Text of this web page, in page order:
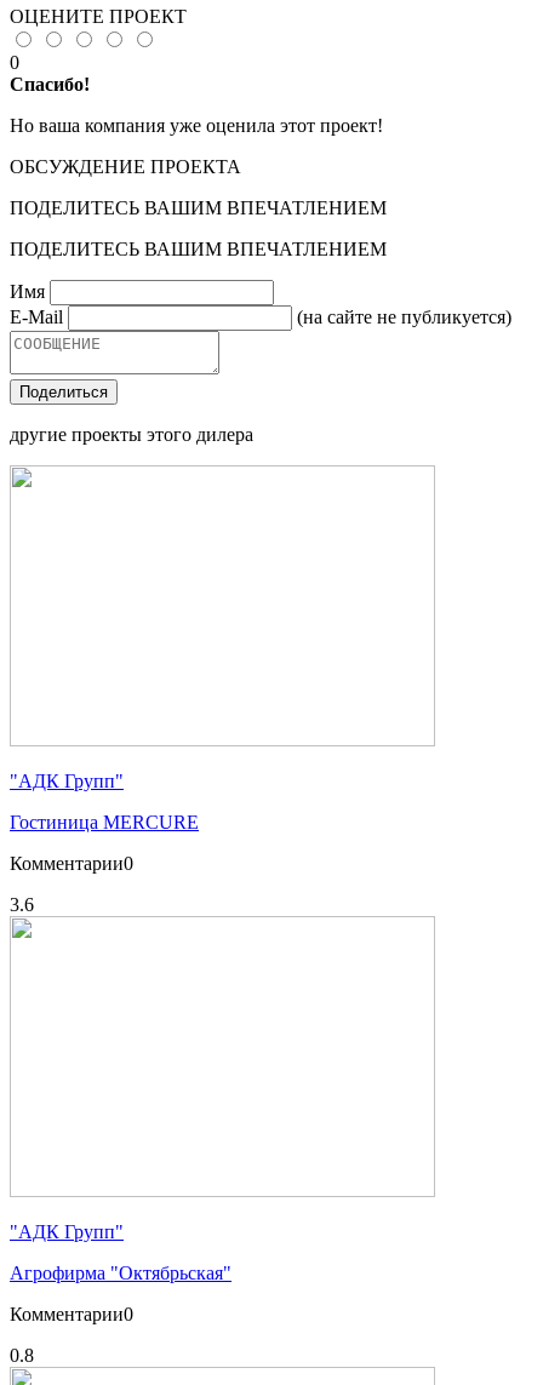
ОЦЕНИТЕ ПРОЕКТ
0
Спасибо!
Но ваша компания уже оценила этот проект!
ОБСУЖДЕНИЕ ПРОЕКТА
ПОДЕЛИТЕСЬ ВАШИМ ВПЕЧАТЛЕНИЕМ
ПОДЕЛИТЕСЬ ВАШИМ ВПЕЧАТЛЕНИЕМ
Имя
E-Mail
(на сайте не публикуется)
Поделиться
другие проекты этого дилера
"АДК Групп"
Гостиница MERCURE
Комментарии0
3.6
"АДК Групп"
Агрофирма "Октябрьская"
Комментарии0
0.8